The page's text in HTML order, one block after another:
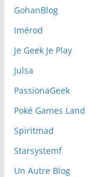
GohanBlog
Imérod
Je Geek Je Play
Julsa
PassionaGeek
Poké Games Land
Spiritmad
Starsystemf
Un Autre Blog